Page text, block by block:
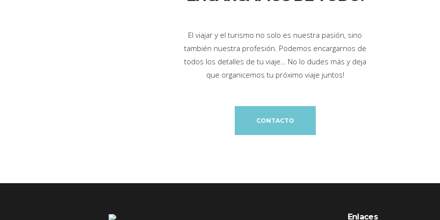
El viajar y el turismo no solo es nuestra pasión, sino
también nuestra profesión. Podemos encargarnos de
todos los detalles de tu viaje… No lo dudes más y deja
que organicemos tu próximo viaje juntos!
CONTACTO
Enlaces